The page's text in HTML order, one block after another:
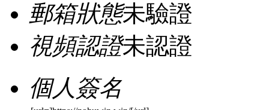
郵箱狀態未驗證
視頻認證未認證
個人簽名